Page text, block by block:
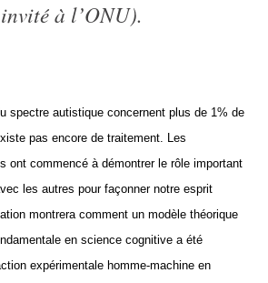
invité à l’ONU).
spectre autistique concernent plus de 1% de
pas encore de traitement. Les
ont commencé à démontrer le rôle important
les autres pour façonner notre esprit
montrera comment un modèle théorique
en science cognitive a été
expérimentale homme-machine en